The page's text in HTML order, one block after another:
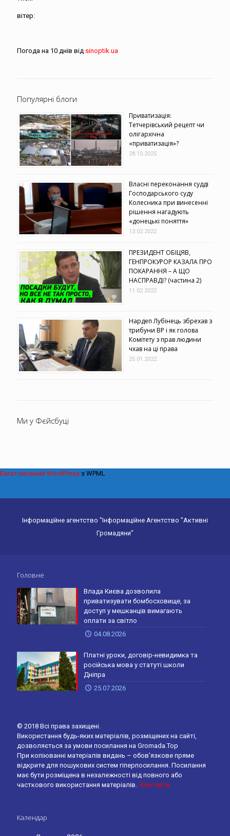
вітер:
Погода на 10 днів від sinoptik.ua
Популярні блоги
Приватизація:
Тетчерівський рецепт чи
олігархічна
«приватизація»?
28.10.2025
Власні переконання судді
Господарського суду
Колесника при винесенні
рішення нагадують
«донецькі поняття»
13.02.2022
ПРЕЗИДЕНТ ОБІЦЯВ,
ГЕНПРОКУРОР КАЗАЛА ПРО
ПОКАРАННЯ – А ЩО
НАСПРАВДІ? (частина 2)
11.02.2022
Нардеп Лубінець збрехав з
трибуни ВР і як голова
Комітету з прав людини
чхав на ці права
25.01.2022
Ми у Фєйсбуці
Інформаційне агентство "Інформаційне Агентство "Активні
Громадяни"
Головне
Влада Києва дозволила
приватизувати бомбосховище, за
доступ у мешканців вимагають
оплати за світло
04.08.2026
Платні уроки, договір-невидимка та
російська мова у статуті школи
Дніпра
25.07.2026
© 2018 Всі права захищені.
Використання будь-яких матеріалів, розміщених на сайті,
дозволяється за умови посилання на Gromada.Top
При копіюванні матеріалів видань – обов’язкове пряме
відкрите для пошукових систем гіперпосилання. Посилання
має бути розміщена в незалежності від повного або
часткового використання матеріалів. Контакти
Календар
Багатомовний WordPress з WPML